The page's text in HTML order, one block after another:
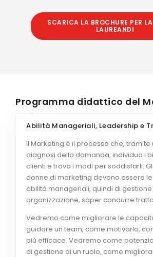
SCARICA LA BROCHURE PER
LAUREANDI
Programma didattico del
Abilità Manageriali, Leadership e
Il Marketing è il processo che, tramite
diagnosi della domanda, individua i
clienti e trova i modi per soddisfarli.
donne di marketing devono essere
abilità manageriali, quindi di
organizzazione, saper condurre
Vedremo come migliorare le
guidare un team, come motivarlo,
più efficace. Vedremo come
di gestione di un ruolo, come